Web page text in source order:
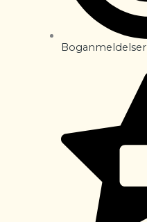
Boganmeldelser